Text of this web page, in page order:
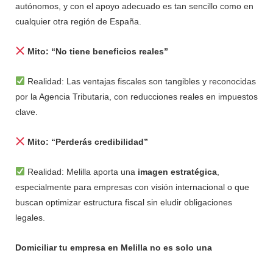
autónomos, y con el apoyo adecuado es tan sencillo como en
cualquier otra región de España.
Mito: “No tiene beneficios reales”
Realidad: Las ventajas fiscales son tangibles y reconocidas
por la Agencia Tributaria, con reducciones reales en impuestos
clave.
Mito: “Perderás credibilidad”
Realidad: Melilla aporta una imagen estratégica,
especialmente para empresas con visión internacional o que
buscan optimizar estructura fiscal sin eludir obligaciones
legales.
Domiciliar tu empresa en Melilla no es solo una